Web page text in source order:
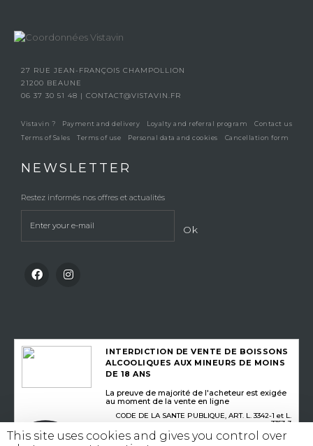
27 RUE JEAN-FRANÇOIS CHAMPOLLION
21200 BEAUNE
06 37 30 51 48 | CONTACT@VISTAVIN.FR
Vistavin ? Payment and delivery Loyalty and referral program
Contact us
Terms of Sales
Terms of use Personal data and cookies Cancellation form
NEWSLETTER
Restez informés nos offres et actualités
Ok
INTERDICTION DE VENTE DE BOISSONS
ALCOOLIQUES AUX MINEURS DE MOINS
DE 18 ANS
La preuve de majorité de l'acheteur est exigée
au moment de la vente en ligne
CODE DE LA SANTE PUBLIQUE, ART. L. 3342-1 et L.
3353-3
This site uses cookies and gives you control over